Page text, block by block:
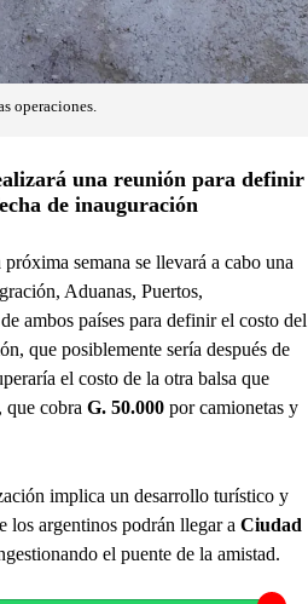
operaciones.
una reunión para definir
de inauguración
próxima semana se llevará a cabo una
Aduanas, Puertos,
ambos países para definir el costo del
que posiblemente sería después de
el costo de la otra balsa que
que cobra G. 50.000 por camionetas y
implica un desarrollo turístico y
los argentinos podrán llegar a Ciudad
el puente de la amistad.